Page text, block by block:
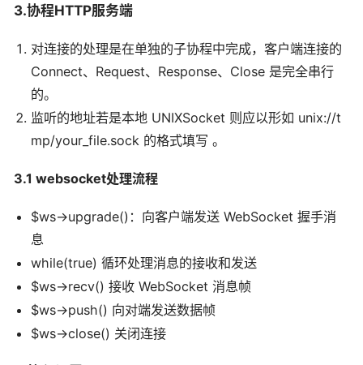
3.协程HTTP服务端
对连接的处理是在单独的子协程中完成，客户端连接的
Connect、Request、Response、Close 是完全串行
的。
监听的地址若是本地 UNIXSocket 则应以形如 unix://t
mp/your_file.sock 的格式填写 。
3.1 websocket处理流程
$ws->upgrade()：向客户端发送 WebSocket 握手消
息
while(true) 循环处理消息的接收和发送
$ws->recv() 接收 WebSocket 消息帧
$ws->push() 向对端发送数据帧
$ws->close() 关闭连接